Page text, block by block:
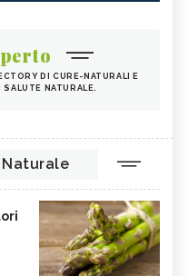
DI CURE-NATURALI E
NATURALE.